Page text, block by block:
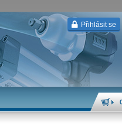
Přihlásit se